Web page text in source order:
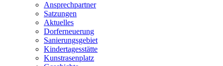
Ansprechpartner
Satzungen
Aktuelles
Dorferneuerung
Sanierungsgebiet
Kindertagesstätte
Kunstrasenplatz